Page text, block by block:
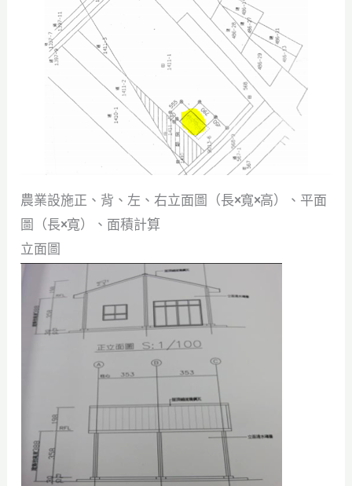
農業設施正、背、左、右立面圖（長×寬×高）、平面
圖（長×寬）、面積計算
立面圖